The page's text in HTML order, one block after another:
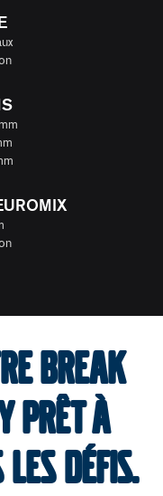
break
prêt à
défis.